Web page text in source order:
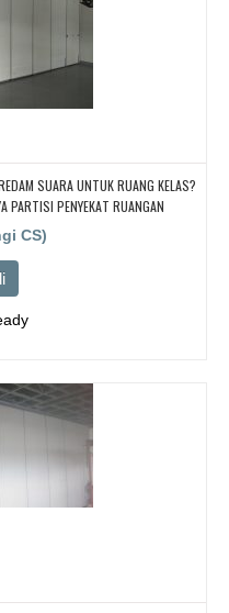
SUARA UNTUK RUANG KELAS?
PARTISI PENYEKAT RUANGAN
CS)